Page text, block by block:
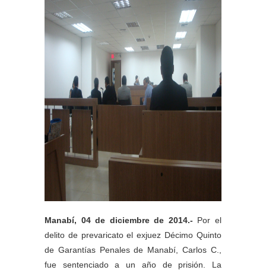
Manabí, 04 de diciembre de 2014.- Por el
delito de prevaricato el exjuez Décimo Quinto
de Garantías Penales de Manabí, Carlos C.,
fue sentenciado a un año de prisión. La